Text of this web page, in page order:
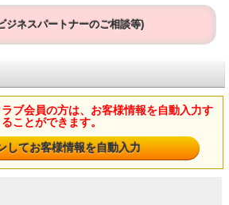
ジネスパートナーのご相談等)
ブ会員の方は、お客様情報を自動入力す
ることができます。